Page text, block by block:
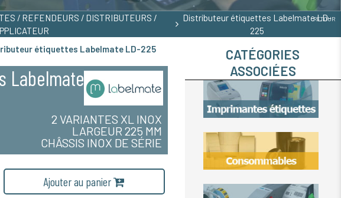
/ REFENDEURS / DISTRIBUTEURS /
Distributeur étiquettes Labelmate LD-
225
RETOUR
étiquettes Labelmate LD-225
Labelmate
2 VARIANTES XL INOX
LARGEUR 225 MM
CHÂSSIS INOX DE SÉRIE
Ajouter au panier
CATÉGORIES
ASSOCIÉES